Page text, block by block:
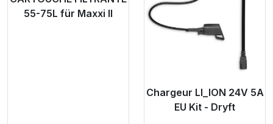
55-75L für Maxxi II
Chargeur LI_ION 24V 5A
EU Kit - Dryft